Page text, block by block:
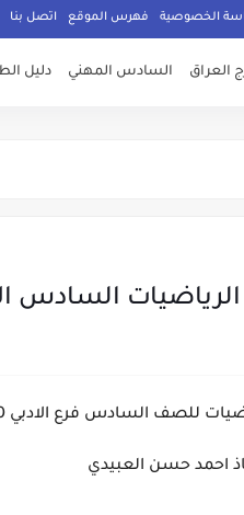
الخصوصية فهرس الموقع اتصل بنا
العراق السادس المهني دليل
السادس الادبي
السادس فرع الادبي 2020 الدور الاول
احمد حسن العبيدي